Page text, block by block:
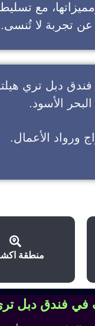
مع
عن تجربة لا تُنسى.
فندق دبل تري
الأسود.
ورواد الأعمال.
منطقة
في فندق دبل